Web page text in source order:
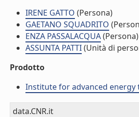
IRENE GATTO (Persona)
GAETANO SQUADRITO
ENZA PASSALACQUA(Persona)
ASSUNTA PATTI(Unità di
Prodotto
Institute for advanced energy
data.CNR.it